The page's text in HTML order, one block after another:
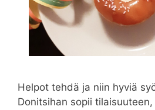
Helpot tehdä ja niin hyviä
Donitsihan sopii